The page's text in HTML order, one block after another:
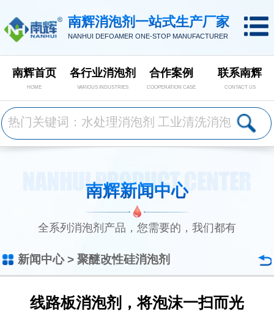
南辉消泡剂一站式生产厂家
NANHUI DEFOAMER ONE-STOP MANUFACTURER
南辉首页
HOME
各行业消泡剂
VARIOUS INDUSTRIES
合作案例
COOPERATION CASE
联系南辉
CONTACT US
南辉新闻中心
全系列消泡剂产品，您需要的，我们都有
新闻中心> 聚醚改性硅消泡剂
线路板消泡剂，将泡沫一扫而光